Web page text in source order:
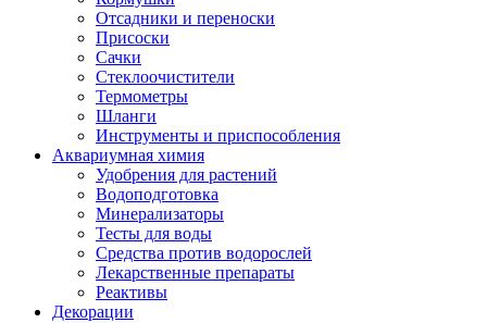
Отсадники и переноски
Присоски
Сачки
Стеклоочистители
Термометры
Шланги
Инструменты и приспособления
Аквариумная химия
Удобрения для растений
Водоподготовка
Минерализаторы
Тесты для воды
Средства против водорослей
Лекарственные препараты
Реактивы
Декорации